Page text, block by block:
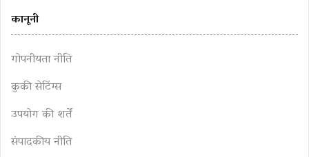
कानूनी
गोपनीयता नीति
कुकी सेटिंग्स
उपयोग की शर्तें
संपादकीय नीति